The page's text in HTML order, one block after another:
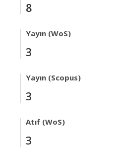
8
Yayın (WoS)
3
Yayın (Scopus)
3
Atıf (WoS)
3